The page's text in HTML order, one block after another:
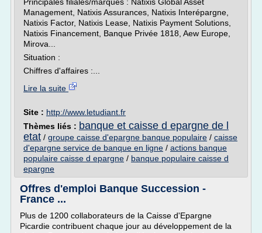
Management, Natixis Assurances, Natixis Interépargne,
Natixis Factor, Natixis Lease, Natixis Payment Solutions,
Natixis Financement, Banque Privée 1818, Aew Europe,
Mirova...
Situation :
Chiffres d'affaires :...
Lire la suite
Site : http://www.letudiant.fr
Thèmes liés : banque et caisse d epargne de l
etat / groupe caisse d'epargne banque populaire / caisse
d'epargne service de banque en ligne / actions banque
populaire caisse d epargne / banque populaire caisse d
epargne
Offres d'emploi Banque Succession -
France ...
Plus de 1200 collaborateurs de la Caisse d'Epargne
Picardie contribuent chaque jour au développement de la